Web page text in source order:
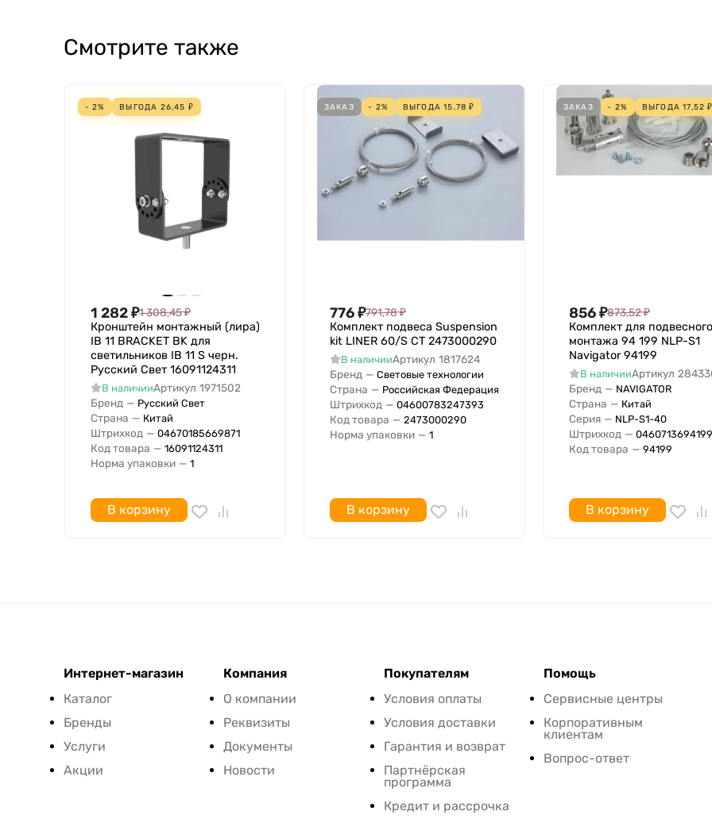
Смотрите также
- 2% ВЫГОДА 26,45 ₽
1 282₽1 308,45₽
Кронштейн монтажный (лира)
IB 11 BRACKET BK для
светильников IB 11 S черн.
Русский Свет 16091124311
В наличииАртикул 1971502
Бренд — Русский Свет
Страна — Китай
Штрихкод — 04670185669871
Код товара — 16091124311
Норма упаковки — 1
В корзину
ЗАКАЗ - 2% ВЫГОДА15,78 ₽
776₽791,78₽
Комплект подвеса Suspension
kit LINER 60/S СТ 2473000290
В наличииАртикул 1817624
Бренд — Световые технологии
Страна — Российская Федерация
Штрихкод — 04600783247393
Код товара — 2473000290
Норма упаковки — 1
В корзину
ЗАКАЗ - 2% ВЫГОДА17,52 ₽
856₽873,52₽
Комплект для подвесного
монтажа 94 199 NLP-S1
Navigator 94199
В наличииАртикул
Бренд — NAVIGATOR
Страна — Китай
Серия — NLP-S1-40
Штрихкод —
Код товара — 94199
В корзину
Интернет-магазин
Каталог
Бренды
Услуги
Акции
Компания
О компании
Реквизиты
Документы
Новости
Покупателям
Условия оплаты
Условия доставки
Гарантия и возврат
Партнёрская
программа
Кредит и рассрочка
Помощь
Сервисные центры
Корпоративным
клиентам
Вопрос-ответ